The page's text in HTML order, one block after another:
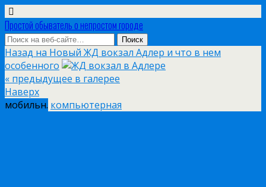
Простой обыватель о непростом городе
Назад на Новый ЖД вокзал Адлер и что в нем
особенного
« предыдущее в галерее
Наверх
мобильн. компьютерная